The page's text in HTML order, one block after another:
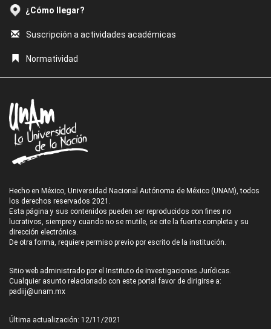
¿Cómo llegar?
Suscripción a actividades académicas
Normatividad
Hecho en México, Universidad Nacional Autónoma de México (UNAM), todos
los derechos reservados 2021.
Esta página y sus contenidos pueden ser reproducidos con fines no
lucrativos, siempre y cuando no se mutile, se cite la fuente completa y su
dirección electrónica.
De otra forma, requiere permiso previo por escrito de la institución.
Sitio web administrado por el Instituto de Investigaciones Jurídicas.
Cualquier asunto relacionado con este portal favor de dirigirse a:
padiij@unam.mx
Última actualización: 12/11/2021